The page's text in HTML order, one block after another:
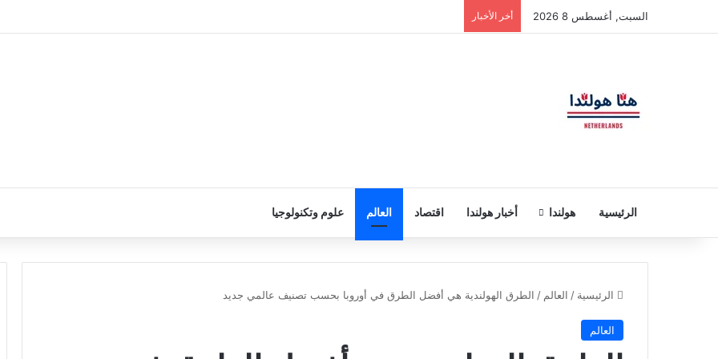
السبت, أغسطس 8 2026 أخر الأخبار
الرئيسية هولندا أخبار هولندا اقتصاد العالم علوم وتكنولوجيا
الرئيسية / العالم / الطرق الهولندية هي أفضل الطرق في أوروبا بحسب تصنيف عالمي جديد
العالم